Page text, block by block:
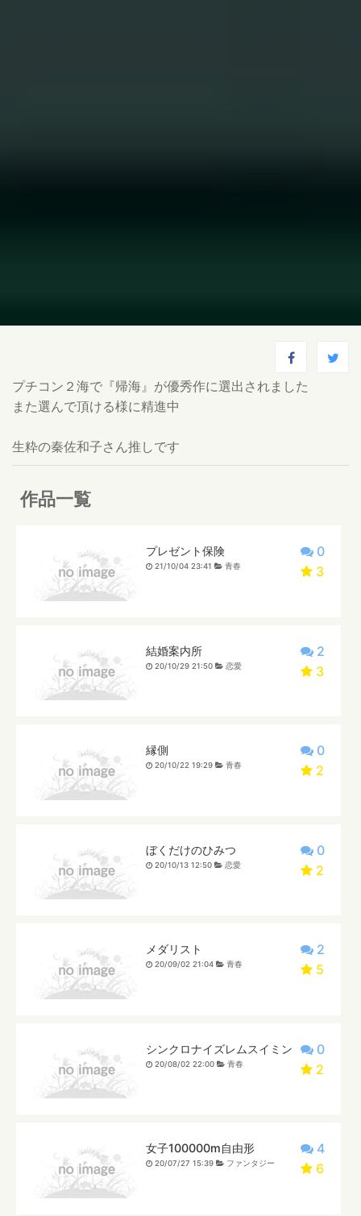
プチコン２海で『帰海』が優秀作に選出されました
また選んで頂ける様に精進中
生粋の秦佐和子さん推しです
作品一覧
0
3
プレゼント保険
21/10/04 23:41 青春
2
3
結婚案内所
20/10/29 21:50 恋愛
0
2
縁側
20/10/22 19:29 青春
0
2
ぼくだけのひみつ
20/10/13 12:50 恋愛
2
5
メダリスト
20/09/02 21:04 青春
0
2
シンクロナイズレムスイミン
20/08/02 22:00 青春
4
6
女子100000m自由形
20/07/27 15:39 ファンタジー